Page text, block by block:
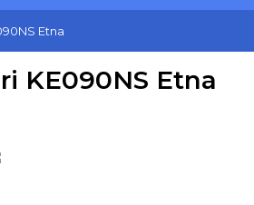
Etna
KE090NS Etna